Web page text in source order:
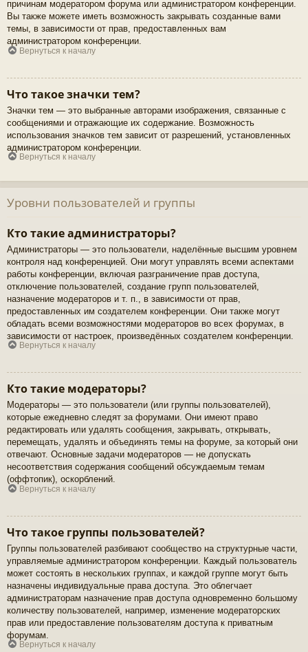
причинам модератором форума или администратором конференции.
Вы также можете иметь возможность закрывать созданные вами
темы, в зависимости от прав, предоставленных вам
администратором конференции.
Вернуться к началу
Что такое значки тем?
Значки тем — это выбранные авторами изображения, связанные с
сообщениями и отражающие их содержание. Возможность
использования значков тем зависит от разрешений, установленных
администратором конференции.
Вернуться к началу
Уровни пользователей и группы
Кто такие администраторы?
Администраторы — это пользователи, наделённые высшим уровнем
контроля над конференцией. Они могут управлять всеми аспектами
работы конференции, включая разграничение прав доступа,
отключение пользователей, создание групп пользователей,
назначение модераторов и т. п., в зависимости от прав,
предоставленных им создателем конференции. Они также могут
обладать всеми возможностями модераторов во всех форумах, в
зависимости от настроек, произведённых создателем конференции.
Вернуться к началу
Кто такие модераторы?
Модераторы — это пользователи (или группы пользователей),
которые ежедневно следят за форумами. Они имеют право
редактировать или удалять сообщения, закрывать, открывать,
перемещать, удалять и объединять темы на форуме, за который они
отвечают. Основные задачи модераторов — не допускать
несоответствия содержания сообщений обсуждаемым темам
(оффтопик), оскорблений.
Вернуться к началу
Что такое группы пользователей?
Группы пользователей разбивают сообщество на структурные части,
управляемые администратором конференции. Каждый пользователь
может состоять в нескольких группах, и каждой группе могут быть
назначены индивидуальные права доступа. Это облегчает
администраторам назначение прав доступа одновременно большому
количеству пользователей, например, изменение модераторских
прав или предоставление пользователям доступа к приватным
форумам.
Вернуться к началу